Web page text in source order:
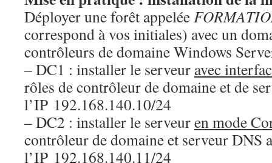
Déployer une forêt appelée
correspond à vos initiales) avec un
contrôleurs de domaine Windows
– DC1 : installer le serveur avec
rôles de contrôleur de domaine et de
l’IP 192.168.140.10/24
– DC2 : installer le serveuren mode
contrôleur de domaine et serveur DNS
l’IP 192.168.140.11/24